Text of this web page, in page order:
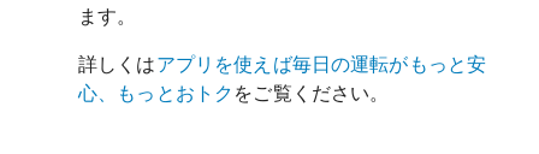
ます。
詳しくはアプリを使えば毎日の運転がもっと安
心、もっとおトク をご覧ください。